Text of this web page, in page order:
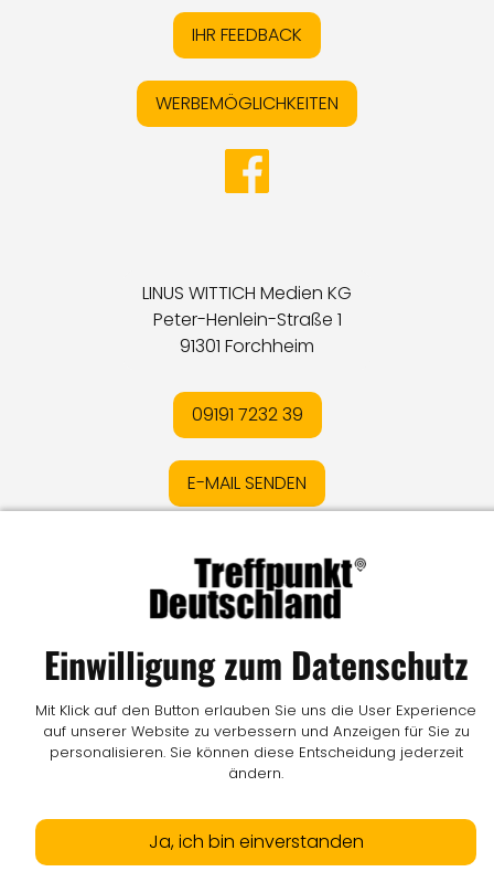
IHR FEEDBACK
WERBEMÖGLICHKEITEN
LINUS WITTICH Medien KG
Peter-Henlein-Straße 1
91301 Forchheim
09191 7232 39
E-MAIL SENDEN
DatenschutzIOnline-Streitschlichtung
MediadatenIKontakt I Vertrag widerrufen
© LW Medien GmbH
Einwilligung zum Datenschutz
Mit Klick auf den Button erlauben Sie uns die User Experience
auf unserer Website zu verbessern und Anzeigen für Sie zu
personalisieren. Sie können diese Entscheidung jederzeit
ändern.
Ja, ich bin einverstanden